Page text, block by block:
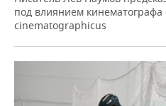
под влиянием кинематографа
cinematographicus